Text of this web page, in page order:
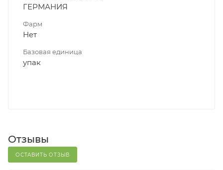
ГЕРМАНИЯ
Фарм
Нет
Базовая единица
упак
Отзывы
ОСТАВИТЬ ОТЗЫВ